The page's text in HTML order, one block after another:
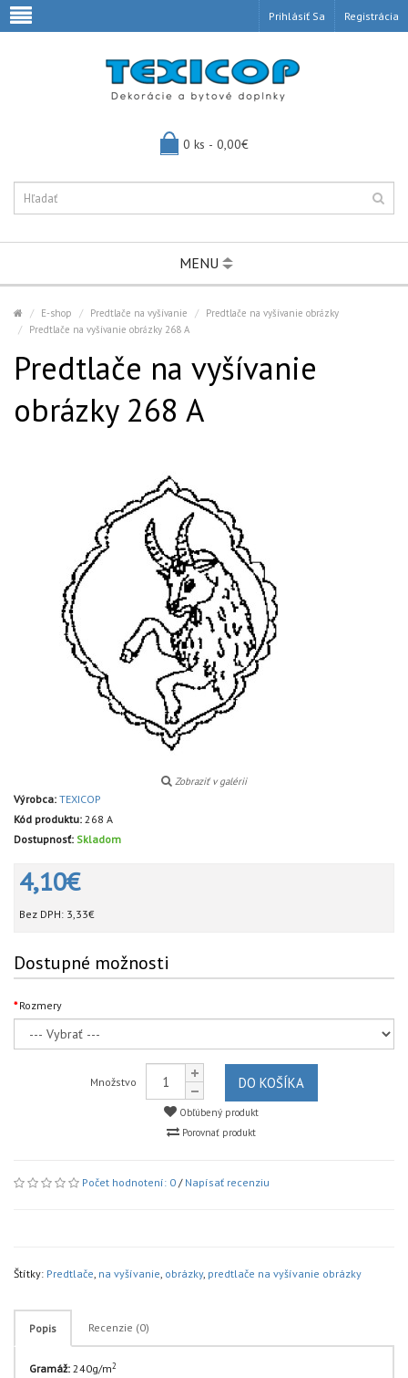
Prihlásiť Sa Registrácia
0 ks - 0,00€
MENU
E-shop Predtlače na vyšívanie
Predtlače na vyšívanie obrázky
Predtlače na vyšívanie obrázky 268 A
Predtlače na vyšívanie
obrázky 268 A
Zobraziť v galérii
Výrobca: TEXICOP
Kód produktu: 268 A
Dostupnosť: Skladom
4,10€
Bez DPH: 3,33€
Dostupné možnosti
Rozmery
Množstvo DO KOŠÍKA
Obľúbený produkt
Porovnať produkt
Počet hodnotení: 0 / Napísať recenziu
Štítky: Predtlače, na vyšívanie, obrázky, predtlače na vyšívanie obrázky
Popis Recenzie (0)
Gramáž: 240g/m2